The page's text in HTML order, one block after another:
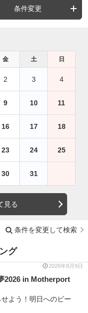
条件変更
金 土 日
2 3 4
9 10 11
16 17 18
23 24 25
30 31
見る
条件を変更して検索
グ
2026年8月9日
2026 in Motherport
よう！明日へのビー